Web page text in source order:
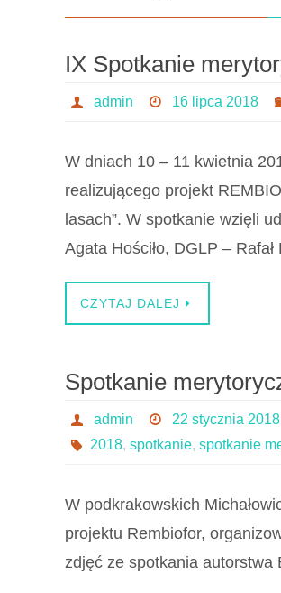
IX Spotkanie
admin 16 lipca 2018
W dniach 10 – 11 kwietnia
realizującego projekt
lasach”. W spotkanie wzięli
Agata Hościło, DGLP –
CZYTAJ DALEJ
Spotkanie
admin 22 stycznia 2018
2018, spotkanie, spotkanie
W podkrakowskich
projektu Rembiofor,
zdjęć ze spotkania autorstwa